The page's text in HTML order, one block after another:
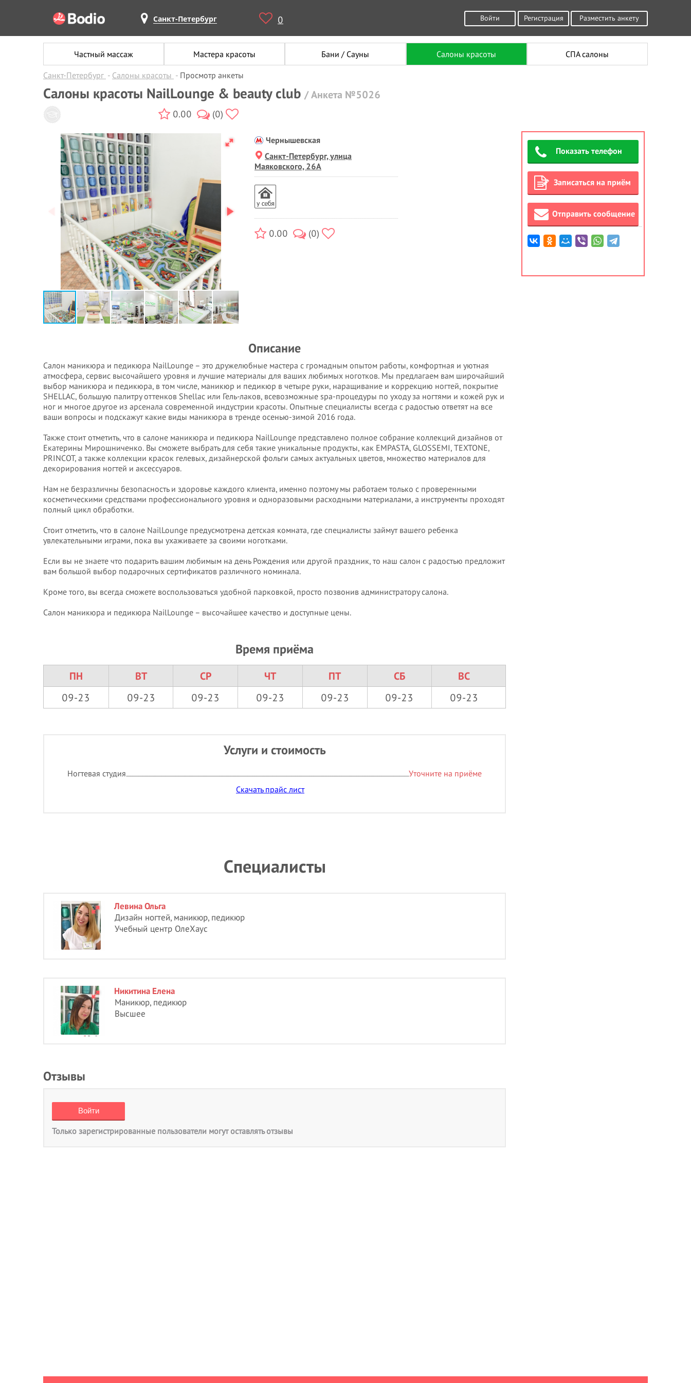
Санкт-Петербург 0 Разместить анкету
Войти Регистрация
Частный массаж Мастера красоты Бани / Сауны Салоны красоты СПА салоны
Санкт-Петербург Салоны красоты Просмотр анкеты
Салоны красоты NailLounge & beauty club / Анкета №5026
0.00 (0)
Чернышевская
Санкт-Петербург, улица
Маяковского, 26А
0.00 (0)
Описание
Салон маникюра и педикюра NailLounge – это дружелюбные мастера с громадным опытом работы, комфортная и уютная
атмосфера, сервис высочайшего уровня и лучшие материалы для ваших любимых ноготков. Мы предлагаем вам широчайший
выбор маникюра и педикюра, в том числе, маникюр и педикюр в четыре руки, наращивание и коррекцию ногтей, покрытие
SHELLAC, большую палитру оттенков Shellac или Гель-лаков, всевозможные spa-процедуры по уходу за ногтями и кожей рук и
ног и многое другое из арсенала современной индустрии красоты. Опытные специалисты всегда с радостью ответят на все
ваши вопросы и подскажут какие виды маникюра в тренде осенью-зимой 2016 года.
Также стоит отметить, что в салоне маникюра и педикюра NailLounge представлено полное собрание коллекций дизайнов от
Екатерины Мирошниченко. Вы сможете выбрать для себя такие уникальные продукты, как EMPASTA, GLOSSEMI, TEXTONE,
PRINCOT, а также коллекции красок гелевых, дизайнерской фольги самых актуальных цветов, множество материалов для
декорирования ногтей и аксессуаров.
Нам не безразличны безопасность и здоровье каждого клиента, именно поэтому мы работаем только с проверенными
косметическими средствами профессионального уровня и одноразовыми расходными материалами, а инструменты проходят
полный цикл обработки.
Стоит отметить, что в салоне NailLounge предусмотрена детская комната, где специалисты займут вашего ребенка
увлекательными играми, пока вы ухаживаете за своими ноготками.
Если вы не знаете что подарить вашим любимым на день Рождения или другой праздник, то наш салон с радостью предложит
вам большой выбор подарочных сертификатов различного номинала.
Кроме того, вы всегда сможете воспользоваться удобной парковкой, просто позвонив администратору салона.
Салон маникюра и педикюра NailLounge – высочайшее качество и доступные цены.
Время приёма
ПН ВТ СР ЧТ ПТ СБ
ВС
09-23
09-23 09-23 09-23 09-23 09-23 09-23
Услуги и стоимость
Ногтевая студия
Уточните на приёме
Скачать прайс лист
Специалисты
Левина Ольга
Дизайн ногтей, маникюр, педикюр
Учебный центр ОлеХаус
Никитина Елена
Маникюр, педикюр
Высшее
Отзывы
Только зарегистрированные пользователи могут оставлять отзывы
Показать телефон
Записаться на приём
Отправить сообщение